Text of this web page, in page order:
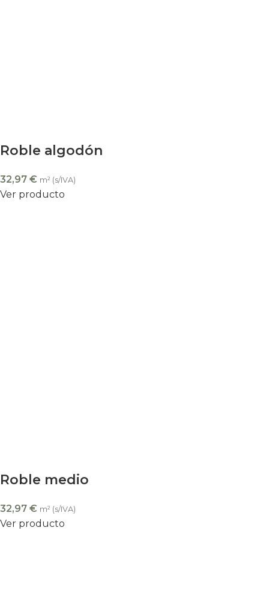
Roble algodón
32,97 € m² (s/IVA)
Ver producto
Roble medio
32,97 € m² (s/IVA)
Ver producto